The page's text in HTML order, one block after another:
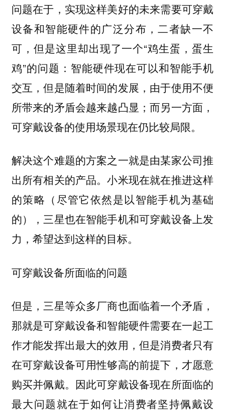
问题在于，实现这样美好的未来需要可穿戴
设备和智能硬件的广泛分布，二者缺一不
可，但是这里却出现了一个“鸡生蛋，蛋生
鸡”的问题：智能硬件现在可以和智能手机
交互，但是随着时间的发展，由于使用不便
所带来的矛盾会越来越凸显；而另一方面，
可穿戴设备的使用场景现在仍比较局限。
解决这个难题的方案之一就是由某家公司推
出所有相关的产品。小米现在就在推进这样
的策略（尽管它依然是以智能手机为基础
的），三星也在智能手机和可穿戴设备上发
力，希望达到这样的目标。
可穿戴设备所面临的问题
但是，三星等众多厂商也面临着一个矛盾，
那就是可穿戴设备和智能硬件需要在一起工
作才能发挥出最大的效用，但是消费者只有
在可穿戴设备可用性够高的前提下，才愿意
购买并佩戴。因此可穿戴设备现在所面临的
最大问题就在于如何让消费者坚持佩戴设